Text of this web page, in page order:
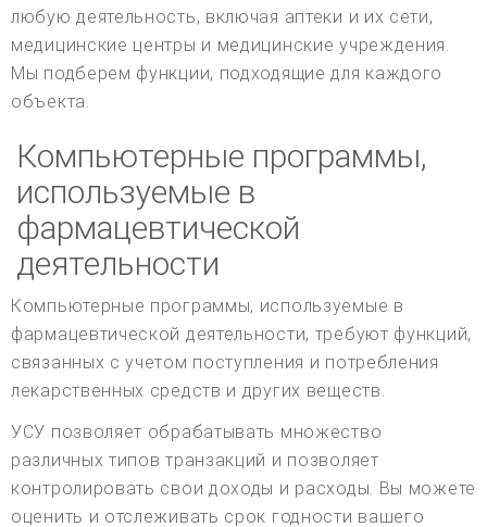
любую деятельность, включая аптеки и их сети,
медицинские центры и медицинские учреждения.
Мы подберем функции, подходящие для каждого
объекта.
Компьютерные программы,
используемые в
фармацевтической
деятельности
Компьютерные программы, используемые в
фармацевтической деятельности, требуют функций,
связанных с учетом поступления и потребления
лекарственных средств и других веществ.
УСУ позволяет обрабатывать множество
различных типов транзакций и позволяет
контролировать свои доходы и расходы. Вы можете
оценить и отслеживать срок годности вашего